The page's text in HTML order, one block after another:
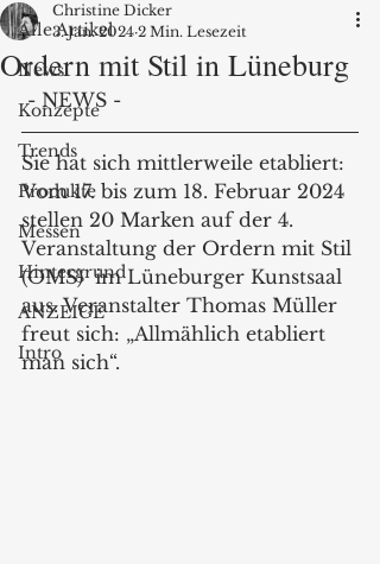
Alle Artikel
News
Konzepte
Trends
Produkte
Messen
Hintergrund
ANZEIGE
Intro
Ordern mit Stil in Lüneburg
Christine Dicker
3. Jan. 2024 2 Min. Lesezeit
- NEWS -
Sie hat sich mittlerweile etabliert:
Vom 17. bis zum 18. Februar 2024
stellen 20 Marken auf der 4.
Veranstaltung der Ordern mit Stil
(OMS)  im Lüneburger Kunstsaal
aus. Veranstalter Thomas Müller
freut sich: „Allmählich etabliert
man sich“.